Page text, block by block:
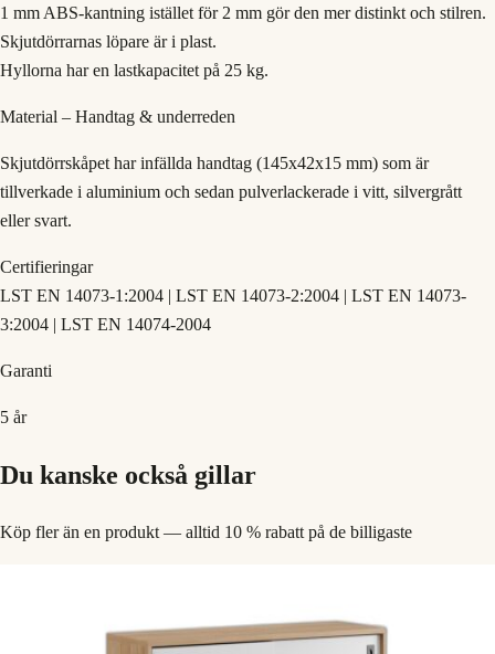
1 mm ABS-kantning istället för 2 mm gör den mer distinkt och stilren.
Skjutdörrarnas löpare är i plast.
Hyllorna har en lastkapacitet på 25 kg.
Material – Handtag & underreden
Skjutdörrskåpet har infällda handtag (145x42x15 mm) som är
tillverkade i aluminium och sedan pulverlackerade i vitt, silvergrått
eller svart.
Certifieringar
LST EN 14073-1:2004 | LST EN 14073-2:2004 | LST EN 14073-
3:2004 | LST EN 14074-2004
Garanti
5 år
Du kanske också gillar
Köp fler än en produkt — alltid 10 % rabatt på de billigaste